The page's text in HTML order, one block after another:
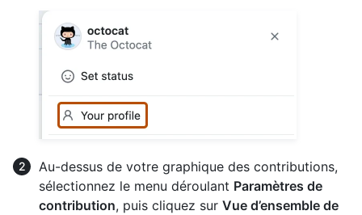
Au-dessus de votre graphique des contributions,
sélectionnez le menu déroulant Paramètres de
contribution, puis cliquez sur Vue d’ensemble de